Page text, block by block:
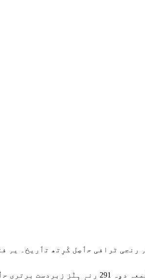
ٹرافی حٲصِل کٔرِتھ تٲریخ۔ یہِ
جموں و کشمیر کِرکٹ ٹیمن کوٚر پوٗرٕ رانجی فاینلس منٛز بہتٔریٖن نظم و ضبطُک مُظٲہرٕ،